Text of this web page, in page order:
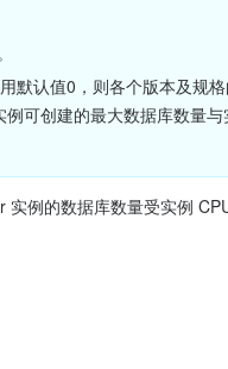
默认值0，则各个版本及规
可创建的最大数据库数量与
例的数据库数量受实例